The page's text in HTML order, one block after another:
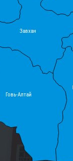
Говь-Алтай
Завхан